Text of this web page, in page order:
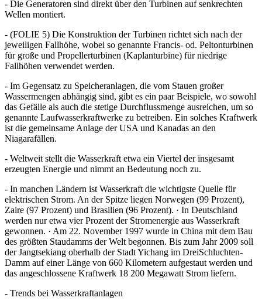
- Die Generatoren sind direkt über den Turbinen auf senkrechten
Wellen montiert.
- (FOLIE 5) Die Konstruktion der Turbinen richtet sich nach der
jeweiligen Fallhöhe, wobei so genannte Francis- od. Peltonturbinen
für große und Propellerturbinen (Kaplanturbine) für niedrige
Fallhöhen verwendet werden.
- Im Gegensatz zu Speicheranlagen, die vom Stauen großer
Wassermengen abhängig sind, gibt es ein paar Beispiele, wo sowohl
das Gefälle als auch die stetige Durchflussmenge ausreichen, um so
genannte Laufwasserkraftwerke zu betreiben. Ein solches Kraftwerk
ist die gemeinsame Anlage der USA und Kanadas an den
Niagarafällen.
- Weltweit stellt die Wasserkraft etwa ein Viertel der insgesamt
erzeugten Energie und nimmt an Bedeutung noch zu.
- In manchen Ländern ist Wasserkraft die wichtigste Quelle für
elektrischen Strom. An der Spitze liegen Norwegen (99 Prozent),
Zaire (97 Prozent) und Brasilien (96 Prozent). · In Deutschland
werden nur etwa vier Prozent der Stromenergie aus Wasserkraft
gewonnen. · Am 22. November 1997 wurde in China mit dem Bau
des größten Staudamms der Welt begonnen. Bis zum Jahr 2009 soll
der Jangtsekiang oberhalb der Stadt Yichang im DreiSchluchten-
Damm auf einer Länge von 660 Kilometern aufgestaut werden und
das angeschlossene Kraftwerk 18 200 Megawatt Strom liefern.
- Trends bei Wasserkraftanlagen